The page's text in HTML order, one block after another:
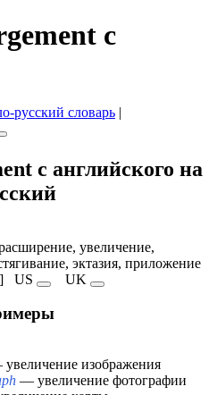
с
русский словарь |
с английского на
увеличение,
эктазия, приложение
US UK
изображения
— увеличение фотографии